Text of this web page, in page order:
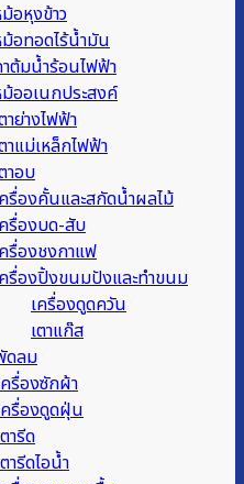
อหุงข้าว
อทอดไร้น้ำมัน
ต้มน้ำร้อนไฟฟ้า
ออเนกประสงค์
าย่างไฟฟ้า
าแม่เหล็กไฟฟ้า
าอบ
รื่องคั้นและสกัดน้ำผลไม้
รื่องบด-สับ
รื่องชงกาแฟ
รื่องปิ้งขนมปังและทำขนม
เครื่องดูดควัน
เตาแก๊ส
ดลม
รื่องซักผ้า
รื่องดูดฝุ่น
ารีด
ารีดไอน้ำ